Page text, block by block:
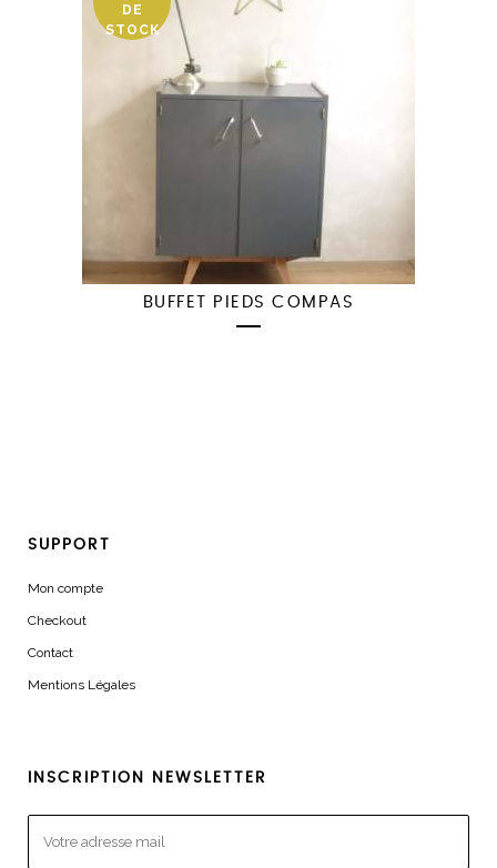
DE
STOCK
BUFFET PIEDS COMPAS
SUPPORT
Mon compte
Checkout
Contact
Mentions Légales
INSCRIPTION NEWSLETTER